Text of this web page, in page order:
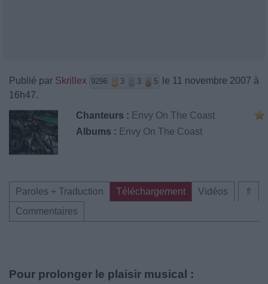
Publié par Skrillex 9296 3 3 5
le 11 novembre 2007 à
16h47.
Chanteurs : Envy On The Coast
Albums : Envy On The Coast
⇑
Paroles + Traduction Téléchargement
Vidéos
Commentaires
Pour prolonger le plaisir musical :